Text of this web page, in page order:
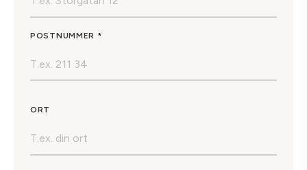
POSTNUMMER *
ORT